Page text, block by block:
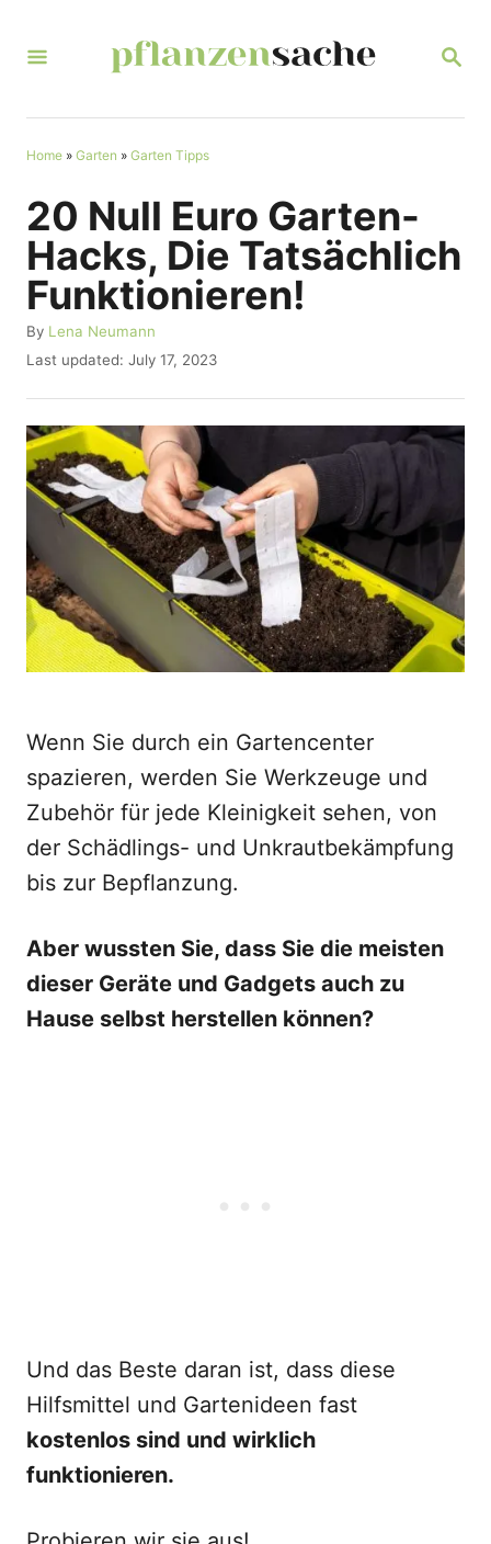
S
R
Home » Garten » Garten Tipps
20 Null Euro Garten-
Hacks, Die Tatsächlich
Funktionieren!
By A
u
h
o
r
Lena Neumann
P
s
t
e
d
o
Last updated: July 17, 2023
Wenn Sie durch ein Gartencenter
spazieren, werden Sie Werkzeuge und
Zubehör für jede Kleinigkeit sehen, von
der Schädlings- und Unkrautbekämpfung
bis zur Bepflanzung.
Aber wussten Sie, dass Sie die meisten
dieser Geräte und Gadgets auch zu
Hause selbst herstellen können?
Und das Beste daran ist, dass diese
Hilfsmittel und Gartenideen fast
kostenlos sind und wirklich
funktionieren.